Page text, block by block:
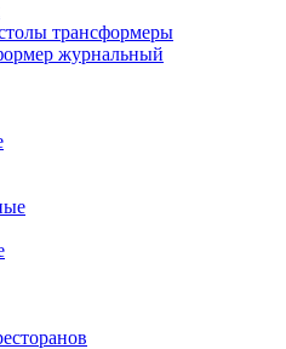
трансформеры
журнальный